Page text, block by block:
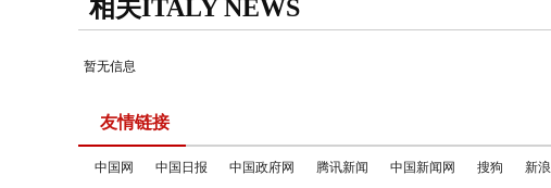
相关ITALY NEWS
暂无信息
友情链接
中国网 中国日报 中国政府网 腾讯新闻 中国新闻网 搜狗 新浪